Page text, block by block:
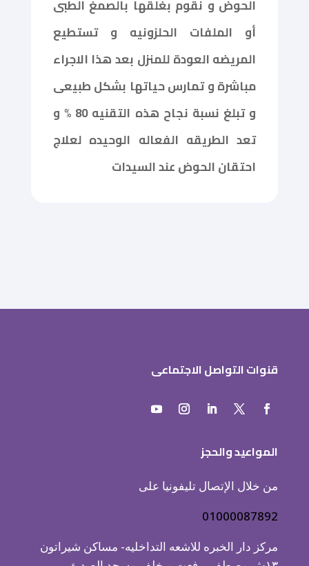
الحوض و نقوم بغلقها بالصمغ الطبى
أو الملفات الحلزونيه و تستطيع
المريضه العودة للمنزل بعد هذا الاجراء
مباشرة و تمارس حياتها بشكل طبيعى
و تبلغ نسبة نجاح هذه التقنيه 80 % و
تعد الطريقه الفعاله الوحيده لعلاج
احتقان الحوض عند السيدات
قنوات التواصل الاجتماعى
المواعيد والحجز
من خلال الإتصال تليفونيا على
01000087892
مركز دار الخبره للاشعه التداخليه- مساكن شيراتون